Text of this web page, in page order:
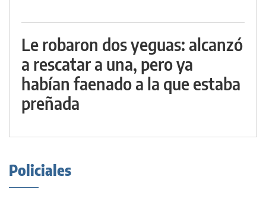
Le robaron dos yeguas: alcanzó
a rescatar a una, pero ya
habían faenado a la que estaba
preñada
Policiales